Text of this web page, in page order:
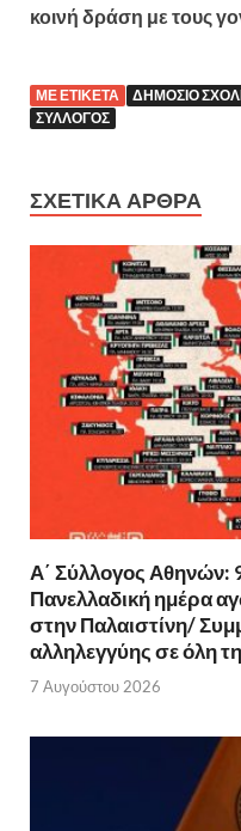
κοινή δράση με τους
ΜΕ ΕΤΙΚΈΤΑ ΔΗΜΌΣΙΟ
ΣΎΛΛΟΓΟΣ
ΣΧΕΤΙΚΆ ΆΡΘΡΑ
Α΄ Σύλλογος Αθηνών:
Πανελλαδική ημέρα
στην Παλαιστίνη/
αλληλεγγύης σε όλη
7 Αυγούστου 2026